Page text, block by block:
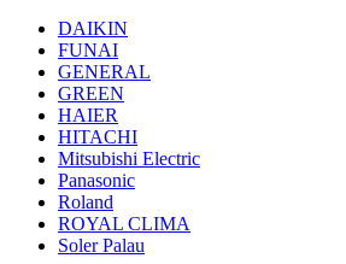
DAIKIN
FUNAI
GENERAL
GREEN
HAIER
HITACHI
Mitsubishi Electric
Panasonic
Roland
ROYAL CLIMA
Soler Palau